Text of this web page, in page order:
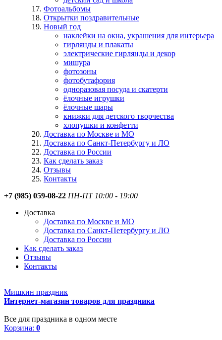
Фотоальбомы
Открытки поздравительные
Новый год
наклейки на окна, украшения для интерьера
гирлянды и плакаты
электрические гирлянды и декор
мишура
фотозоны
фотобутафория
одноразовая посуда и скатерти
ёлочные игрушки
ёлочные шары
книжки для детского творчества
хлопушки и конфетти
Доставка по Москве и МО
Доставка по Санкт-Петербургу и ЛО
Доставка по России
Как сделать заказ
Отзывы
Контакты
+7 (985) 059-08-22 ПН-ПТ 10:00 - 19:00
Доставка
Доставка по Москве и МО
Доставка по Санкт-Петербургу и ЛО
Доставка по России
Как сделать заказ
Отзывы
Контакты
Мишкин праздник
Интернет-магазин товаров для праздника
Все для праздника в одном месте
Корзина: 0